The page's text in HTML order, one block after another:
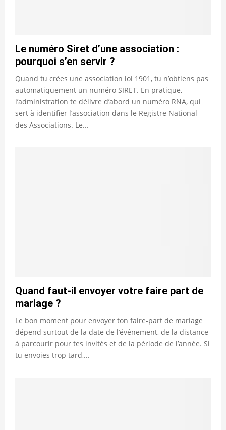
Le numéro Siret d’une association :
pourquoi s’en servir ?
Quand tu crées une association loi 1901, tu n’obtiens pas
automatiquement un numéro SIRET. En pratique,
l’administration te délivre d’abord un numéro RNA, qui
sert à identifier l’association dans le Registre National
des Associations. Le...
Quand faut-il envoyer votre faire part de
mariage ?
Le bon moment pour envoyer ton faire-part de mariage
dépend surtout de la date de l’événement, de la distance
à parcourir pour tes invités et de la période de l’année. Si
tu envoies trop tard,...